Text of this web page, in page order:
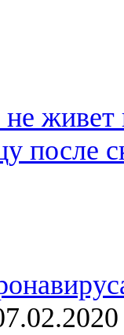
после